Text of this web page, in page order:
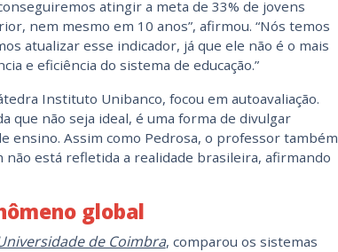
atingir a meta de 33% de jovens
nem mesmo em 10 anos”, afirmou. “Nós temos
atualizar esse indicador, já que ele não é o mais
e eficiência do sistema de educação.”
Instituto Unibanco, focou em autoavaliação.
que não seja ideal, é uma forma de divulgar
ensino. Assim como Pedrosa, o professor também
está refletida a realidade brasileira, afirmando
global
de Coimbra, comparou os sistemas